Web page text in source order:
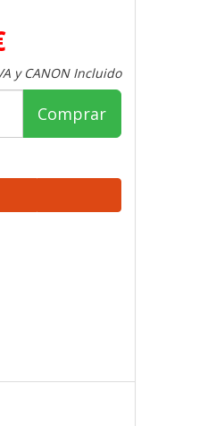
y CANON Incluido
Comprar